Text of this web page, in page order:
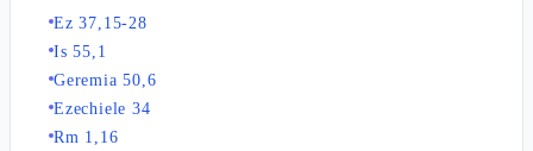
Ez 37,15-28
Is 55,1
Geremia 50,6
Ezechiele 34
Rm 1,16